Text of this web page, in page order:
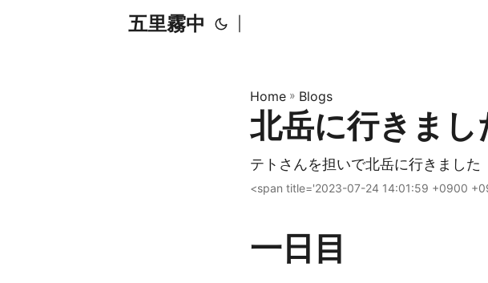
五里霧中
Home » Blogs
北岳に行きまし
テトさんを担いで北岳に行きました
<span title='2023-07-24 14:01:59 +0900
一日目